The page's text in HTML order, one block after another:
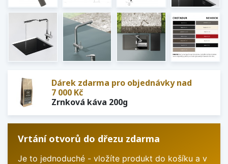
Dárek zdarma pro objednávky nad
7 000 Kč
Zrnková káva 200g
Vrtání otvorů do dřezu zdarma
Je to jednoduché - vložíte produkt do košíku a v